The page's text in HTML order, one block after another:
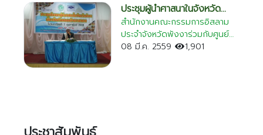
จังหวัดพังงา กล่าวต้อนรับ การ
ปฐมนิเทศในครั้งนี้ เพื่อสร้างความ
เข้าใจให้กับครอบครัวอุปถัมภ์ฯ ใน
การรับอุปการะเยาวชนให้เป็นบุตร
หลานอีกคนไว้ในครอบครัว เพื่อให้
เรื่องของการละหมาดและการยึด
มั่นตามหลักอิสลาม โดย ผศ.ดร.
อะหมัด อิสัน ประธานคณะ
กรรมการอิสลามประจำจังหวัด
พื้นบ้าน ที่คุระบุรี
ประชุมผู้นำศาสนาในจังหวัด
พังงา เกี่ยวกับบริบทของ
กิจการฮาลาล
สำนักงานคณะกรรมการอิสลาม
ประจำจังหวัดพังงาร่วมกับศูนย์
วิทยาศาสตร์ฮาลาลจุฬาฯ จัด
08 มี.ค. 2559 1,901